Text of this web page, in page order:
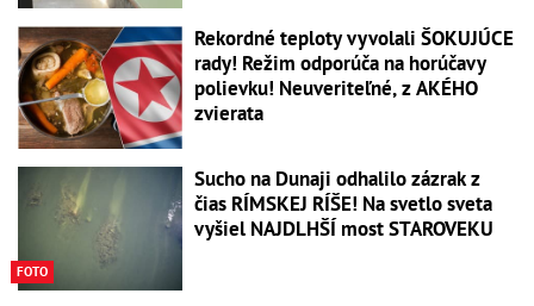
Rekordné teploty vyvolali ŠOKUJÚCE
rady! Režim odporúča na horúčavy
polievku! Neuveriteľné, z AKÉHO
zvierata
FOTO
Sucho na Dunaji odhalilo zázrak z
čias RÍMSKEJ RÍŠE! Na svetlo sveta
vyšiel NAJDLHŠÍ most STAROVEKU